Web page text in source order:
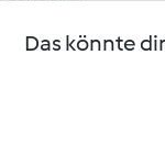
Das könnte